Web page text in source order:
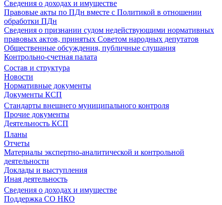
Сведения о доходах и имуществе
Правовые акты по ПДн вместе с Политикой в отношении
обработки ПДн
Сведения о признании судом недействующими нормативных
правовых актов, принятых Советом народных депутатов
Общественные обсуждения, публичные слушания
Контрольно-счетная палата
Состав и структура
Новости
Нормативные документы
Документы КСП
Стандарты внешнего муниципального контроля
Прочие документы
Деятельность КСП
Планы
Отчеты
Материалы экспертно-аналитической и контрольной
деятельности
Доклады и выступления
Иная деятельность
Сведения о доходах и имуществе
Поддержка СО НКО